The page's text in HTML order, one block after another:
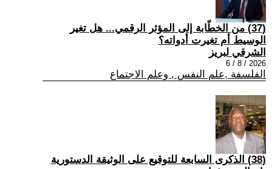
(37) من الخطّابة إلى المؤثر الرقمي... هل تغير
الوسيط أم تغيرت أدواته؟
الشرقي لبريز
2026 / 8 / 6
الفلسفة ,علم النفس , وعلم الاجتماع
(38) الذكرى السابعة للتوقيع على الوثيقة الدستورية